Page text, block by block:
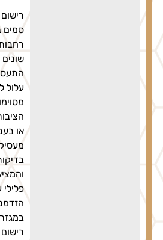
רישום
סמים נושא
רחבות
שונים של
התעסוקתי,
עלול
מסוימות,
הציבורי,
או בעבודה
מעסיקים
בדיקות
והמציאות
פלילי
הזדמנויות
במגזר
רישום